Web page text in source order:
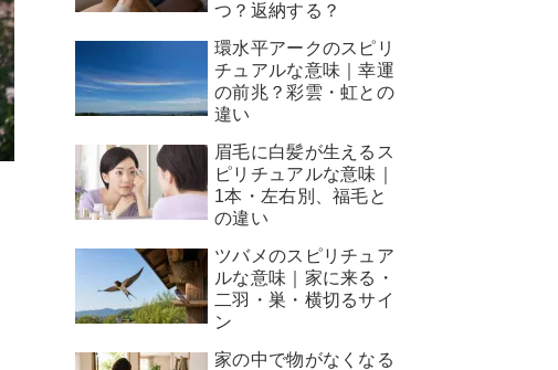
つ？返納する？
環水平アークのスピリ
チュアルな意味｜幸運
の前兆？彩雲・虹との
違い
眉毛に白髪が生えるス
ピリチュアルな意味｜
1本・左右別、福毛と
の違い
ツバメのスピリチュア
ルな意味｜家に来る・
二羽・巣・横切るサイ
ン
家の中で物がなくなる